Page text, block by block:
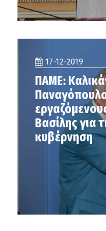
17-12-2019
ΠΑΜΕ:
Βασίλης για
κυβέρνηση